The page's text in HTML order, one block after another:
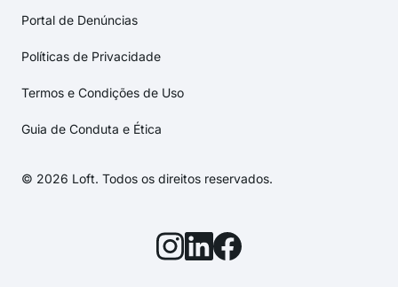
Portal de Denúncias
Políticas de Privacidade
Termos e Condições de Uso
Guia de Conduta e Ética
© 2026 Loft. Todos os direitos reservados.